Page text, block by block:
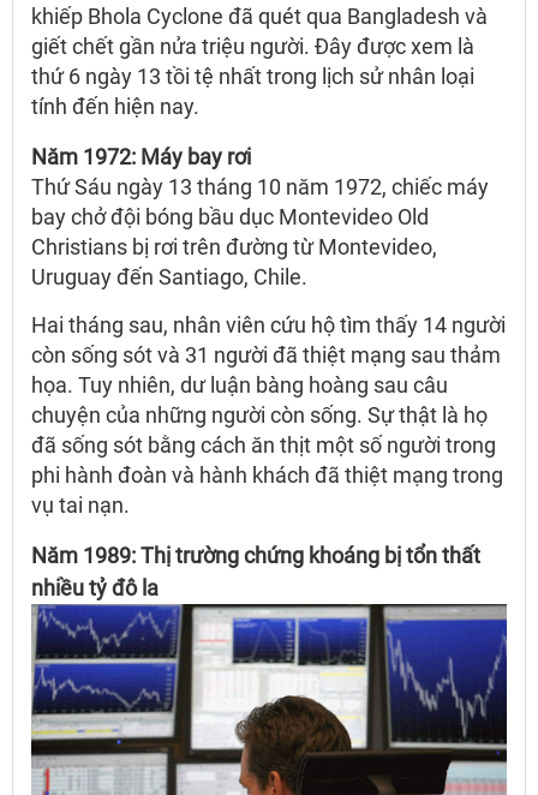
khiếp Bhola Cyclone đã quét qua Bangladesh và
giết chết gần nửa triệu người. Đây được xem là
thứ 6 ngày 13 tồi tệ nhất trong lịch sử nhân loại
tính đến hiện nay.
Năm 1972: Máy bay rơi
Thứ Sáu ngày 13 tháng 10 năm 1972, chiếc máy
bay chở đội bóng bầu dục Montevideo Old
Christians bị rơi trên đường từ Montevideo,
Uruguay đến Santiago, Chile.
Hai tháng sau, nhân viên cứu hộ tìm thấy 14 người
còn sống sót và 31 người đã thiệt mạng sau thảm
họa. Tuy nhiên, dư luận bàng hoàng sau câu
chuyện của những người còn sống. Sự thật là họ
đã sống sót bằng cách ăn thịt một số người trong
phi hành đoàn và hành khách đã thiệt mạng trong
vụ tai nạn.
Năm 1989: Thị trường chứng khoáng bị tổn thất
nhiều tỷ đô la